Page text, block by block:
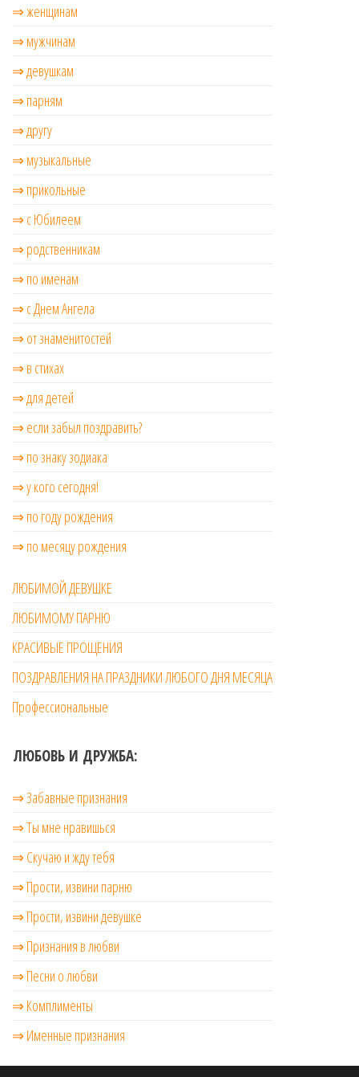
⇒ женщинам
⇒ мужчинам
⇒ девушкам
⇒ парням
⇒ другу
⇒ музыкальные
⇒ прикольные
⇒ с Юбилеем
⇒ родственникам
⇒ по именам
⇒ с Днем Ангела
⇒ от знаменитостей
⇒ в стихах
⇒ для детей
⇒ если забыл поздравить?
⇒ по знаку зодиака
⇒ у кого сегодня!
⇒ по году рождения
⇒ по месяцу рождения
ЛЮБИМОЙ ДЕВУШКЕ
ЛЮБИМОМУ ПАРНЮ
КРАСИВЫЕ ПРОЩЕНИЯ
ПОЗДРАВЛЕНИЯ НА ПРАЗДНИКИ ЛЮБОГО ДНЯ МЕСЯЦА
Профессиональные
ЛЮБОВЬ И ДРУЖБА:
⇒ Забавные признания
⇒ Ты мне нравишься
⇒ Скучаю и жду тебя
⇒ Прости, извини парню
⇒ Прости, извини девушке
⇒ Признания в любви
⇒ Песни о любви
⇒ Комплименты
⇒ Именные признания